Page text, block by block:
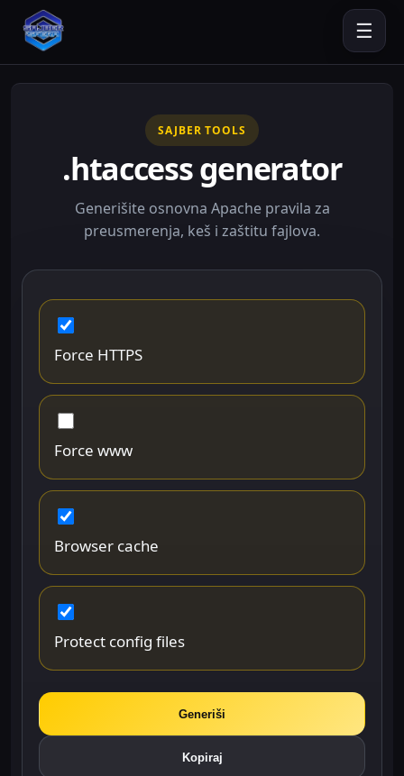
☰
SAJBER TOOLS
.htaccess generator
Generišite osnovna Apache pravila za
preusmerenja, keš i zaštitu fajlova.
Force HTTPS
Force www
Browser cache
Protect config files
Generiši
Kopiraj